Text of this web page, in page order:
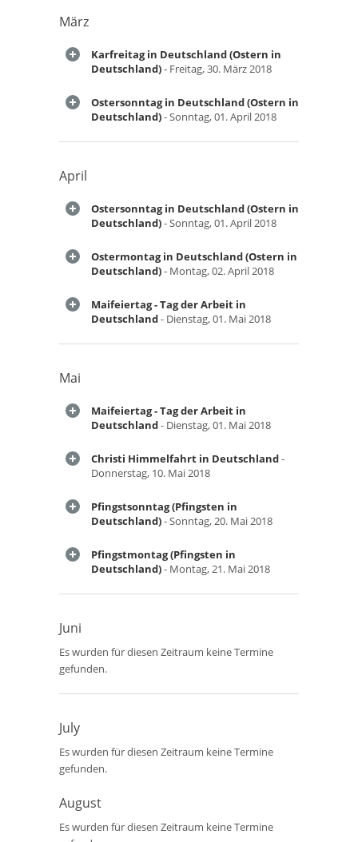
März
Karfreitag in Deutschland (Ostern in
Deutschland)- Freitag, 30. März 2018
Ostersonntag in Deutschland (Ostern in
Deutschland)- Sonntag, 01. April 2018
April
Ostersonntag in Deutschland (Ostern in
Deutschland)- Sonntag, 01. April 2018
Ostermontag in Deutschland (Ostern in
Deutschland)- Montag, 02. April 2018
Maifeiertag - Tag der Arbeit in
Deutschland- Dienstag, 01. Mai 2018
Mai
Maifeiertag - Tag der Arbeit in
Deutschland- Dienstag, 01. Mai 2018
Christi Himmelfahrt in Deutschland-
Donnerstag, 10. Mai 2018
Pfingstsonntag (Pfingsten in
Deutschland)- Sonntag, 20. Mai 2018
Pfingstmontag (Pfingsten in
Deutschland)- Montag, 21. Mai 2018
Juni
Es wurden für diesen Zeitraum keine Termine
gefunden.
July
Es wurden für diesen Zeitraum keine Termine
gefunden.
August
Es wurden für diesen Zeitraum keine Termine